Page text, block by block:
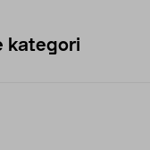
kategori